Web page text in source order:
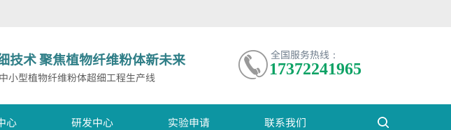
17372241965
技术聚焦植物纤维粉体新未来
全国服务热线：
小型植物纤维粉体超细工程生产线
心 研发中心 实验申请 联系我们